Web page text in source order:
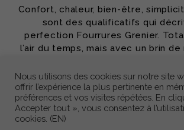
Confort, chaleur, bien-être,
sont des qualificatifs qui
perfection Fourrures Grenier.
l’air du temps, mais avec un brin
son savoir-faire pour vous offrir
vous accompagneront des
Nous utilisons des cookies sur notre site
offrir l’expérience la plus pertinente en
préférences et vos visites répétées. En
Accepter tout », vous consentez à
cookies. (EN)